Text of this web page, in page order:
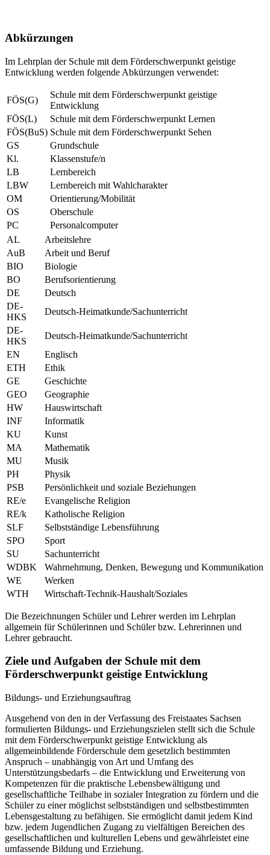
Abkürzungen
Im Lehrplan der Schule mit dem Förderschwerpunkt geistige
Entwicklung werden folgende Abkürzungen verwendet:
FÖS(G)
Schule mit dem Förderschwerpunkt geistige
Entwicklung
FÖS(L)
Schule mit dem Förderschwerpunkt Lernen
FÖS(BuS) Schule mit dem Förderschwerpunkt Sehen
GS
Grundschule
Kl.
Klassenstufe/n
LB
Lernbereich
LBW
Lernbereich mit Wahlcharakter
OM
Orientierung/Mobilität
OS
Oberschule
PC
Personalcomputer
AL
Arbeitslehre
AuB
Arbeit und Beruf
BIO
Biologie
BO
Berufsorientierung
DE
Deutsch
DE-
HKS
Deutsch-Heimatkunde/Sachunterricht
DE-
HKS
Deutsch-Heimatkunde/Sachunterricht
EN
Englisch
ETH
Ethik
GE
Geschichte
GEO
Geographie
HW
Hauswirtschaft
INF
Informatik
KU
Kunst
MA
Mathematik
MU
Musik
PH
Physik
PSB
Persönlichkeit und soziale Beziehungen
RE/e
Evangelische Religion
RE/k
Katholische Religion
SLF
Selbstständige Lebensführung
SPO
Sport
SU
Sachunterricht
WDBK
Wahrnehmung, Denken, Bewegung und Kommunikation
WE
Werken
WTH
Wirtschaft-Technik-Haushalt/Soziales
Die Bezeichnungen Schüler und Lehrer werden im Lehrplan
allgemein für Schülerinnen und Schüler bzw. Lehrerinnen und
Lehrer gebraucht.
Ziele und Aufgaben der Schule mit dem
Förderschwerpunkt geistige Entwicklung
Bildungs- und Erziehungsauftrag
Ausgehend von den in der Verfassung des Freistaates Sachsen
formulierten Bildungs- und Erziehungszielen stellt sich die Schule
mit dem Förderschwerpunkt geistige Entwicklung als
allgemeinbildende Förderschule dem gesetzlich bestimmten
Anspruch – unabhängig von Art und Umfang des
Unterstützungsbedarfs – die Entwicklung und Erweiterung von
Kompetenzen für die praktische Lebensbewältigung und
gesellschaftliche Teilhabe in sozialer Integration zu fördern und die
Schüler zu einer möglichst selbstständigen und selbstbestimmten
Lebensgestaltung zu befähigen. Sie ermöglicht damit jedem Kind
bzw. jedem Jugendlichen Zugang zu vielfältigen Bereichen des
gesellschaftlichen und kulturellen Lebens und gewährleistet eine
umfassende Bildung und Erziehung.